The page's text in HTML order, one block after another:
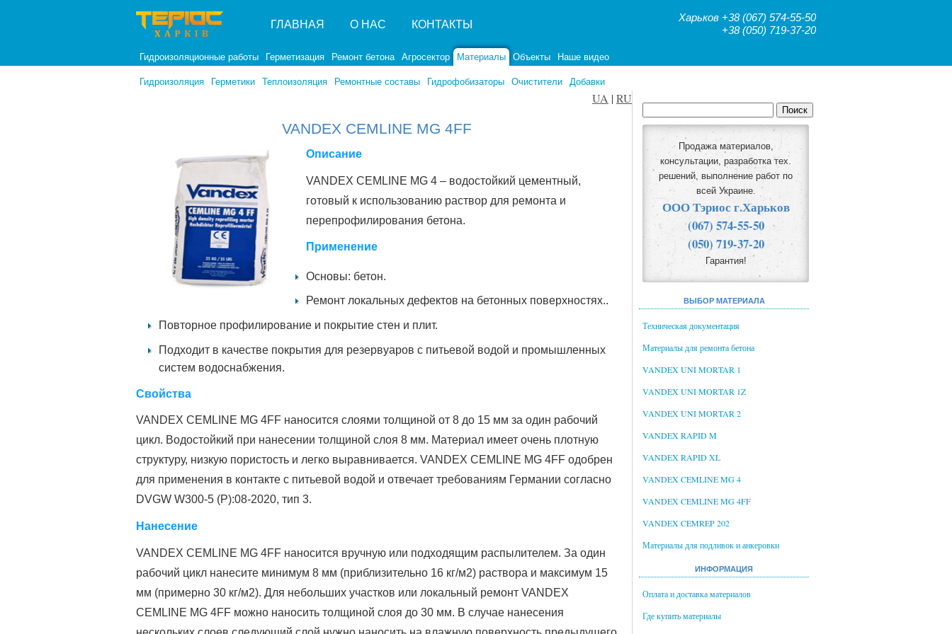
ГЛАВНАЯ О НАС КОНТАКТЫ
Харьков +38 (067) 574-55-50
+38 (050) 719-37-20
Гидроизоляционные работы Герметизация Ремонт бетона Агросектор Материалы Объекты Наше видео
Гидроизоляция Герметики Теплоизоляция Ремонтные составы Гидрофобизаторы Очистители Добавки
UA |RU
VANDEX CEMLINE MG 4FF
Описание
VANDEX CEMLINE MG 4 – водостойкий цементный,
готовый к использованию раствор для ремонта и
перепрофилирования бетона.
Применение
Основы: бетон.
Ремонт локальных дефектов на бетонных поверхностях..
Повторное профилирование и покрытие стен и плит.
Подходит в качестве покрытия для резервуаров с питьевой водой и промышленных
систем водоснабжения.
Свойства
VANDEX CEMLINE MG 4FF наносится слоями толщиной от 8 до 15 мм за один рабочий
цикл. Водостойкий при нанесении толщиной слоя 8 мм. Материал имеет очень плотную
структуру, низкую пористость и легко выравнивается. VANDEX CEMLINE MG 4FF одобрен
для применения в контакте с питьевой водой и отвечает требованиям Германии согласно
DVGW W300-5 (P):08-2020, тип 3.
Нанесение
VANDEX CEMLINE MG 4FF наносится вручную или подходящим распылителем. За один
рабочий цикл нанесите минимум 8 мм (приблизительно 16 кг/м2) раствора и максимум 15
мм (примерно 30 кг/м2). Для небольших участков или локальный ремонт VANDEX
CEMLINE MG 4FF можно наносить толщиной слоя до 30 мм. В случае нанесения
Продажа материалов,
консультации, разработка тех.
решений, выполнение работ по
всей Украине.
ООО Тэриос г.Харьков
(067) 574-55-50
(050) 719-37-20
Гарантия!
ВЫБОР МАТЕРИАЛА
Техническая документация
Материалы для ремонта бетона
VANDEX UNI MORTAR 1
VANDEX UNI MORTAR 1Z
VANDEX UNI MORTAR 2
VANDEX RAPID M
VANDEX RAPID XL
VANDEX CEMLINE MG 4
VANDEX CEMLINE MG 4FF
VANDEX CEMREP 202
Материалы для подливок и анкеровки
ИНФОРМАЦИЯ
Оплата и доставка материалов
Где купить материалы